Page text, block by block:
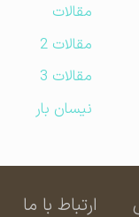
مقالات
مقالات 2
مقالات 3
نیسان بار
ارتباط با ما